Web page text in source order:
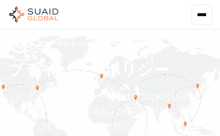
ホーム 法務 プライバシーポリシー
プライバシーポリシー
このプライバシーポリシーでは、Suaid LLCが個人
情報をLGPD(ブラジル)およびGDPR(EU)に準拠し
て収集、使用、保護する方法について説明します。